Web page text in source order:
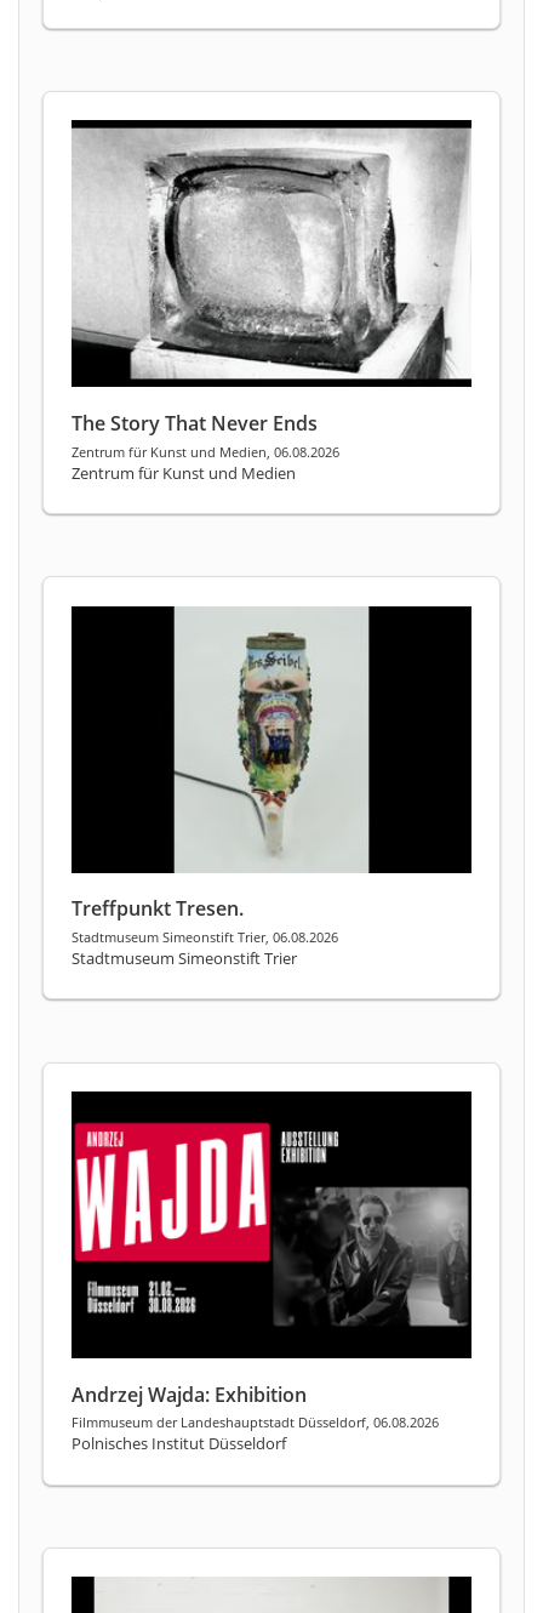
The Story That Never Ends
Zentrum für Kunst und Medien, 06.08.2026
Zentrum für Kunst und Medien
Treffpunkt Tresen.
Stadtmuseum Simeonstift Trier, 06.08.2026
Stadtmuseum Simeonstift Trier
Andrzej Wajda: Exhibition
Filmmuseum der Landeshauptstadt Düsseldorf, 06.08.2026
Polnisches Institut Düsseldorf